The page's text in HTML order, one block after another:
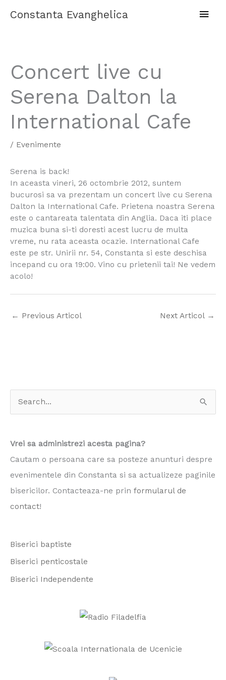
Constanta Evanghelica
Main
Concert live cu
Serena Dalton la
International Cafe
/ Evenimente
Serena is back!
In aceasta vineri, 26 octombrie 2012, suntem
bucurosi sa va prezentam un concert live cu Serena
Dalton la International Cafe. Prietena noastra Serena
este o cantareata talentata din Anglia. Daca iti place
muzica buna si-ti doresti acest lucru de multa
vreme, nu rata aceasta ocazie. International Cafe
este pe str. Unirii nr. 54, Constanta si este deschisa
incepand cu ora 19:00. Vino cu prietenii tai! Ne vedem
acolo!
← Previous Articol Next Articol →
:
Vrei sa administrezi acesta pagina?
Cautam o persoana care sa posteze anunturi despre
evenimentele din Constanta si sa actualizeze paginile
bisericilor. Contacteaza-ne prin formularul de
contact!
Biserici baptiste
Biserici penticostale
Biserici Independente